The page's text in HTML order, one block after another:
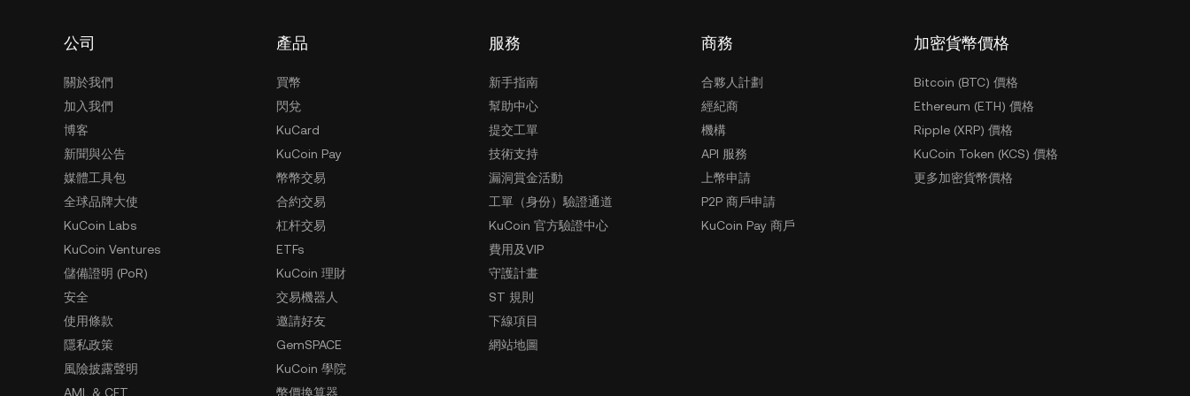
公司
關於我們
加入我們
博客
新聞與公告
媒體工具包
全球品牌大使
KuCoin Labs
KuCoin Ventures
儲備證明 (PoR)
安全
使用條款
隱私政策
風險披露聲明
AML & CFT
產品
買幣
閃兌
KuCard
KuCoin Pay
幣幣交易
合約交易
杠杆交易
ETFs
KuCoin 理財
交易機器人
邀請好友
GemSPACE
KuCoin 學院
幣價換算器
服務
新手指南
幫助中心
提交工單
技術支持
漏洞賞金活動
工單（身份）驗證通道
KuCoin 官方驗證中心
費用及VIP
守護計畫
ST 規則
下線項目
網站地圖
商務
合夥人計劃
經紀商
機構
API 服務
上幣申請
P2P 商戶申請
KuCoin Pay 商戶
加密貨幣價格
Bitcoin (BTC) 價格
Ethereum (ETH) 價格
Ripple (XRP) 價格
KuCoin Token (KCS) 價格
更多加密貨幣價格